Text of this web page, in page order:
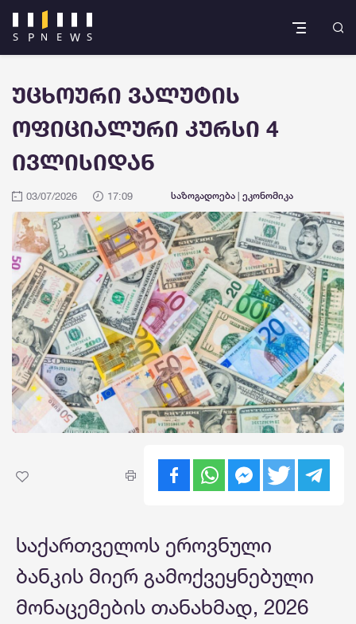
უცხოური ვალუტის
ოფიციალური კურსი 4
ივლისიდან
03/07/2026 17:09 საზოგადოება ეკონომიკა
საქართველოს ეროვნული
ბანკის მიერ გამოქვეყნებული
მონაცემების თანახმად, 2026